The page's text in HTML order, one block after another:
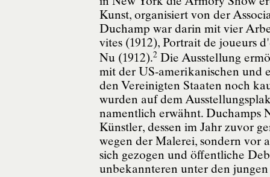
Kunst, organisiert von der
Duchamp war darin mit vier
vites (1912), Portrait de joueurs
Nu (1912).2Die Ausstellung
mit der US-amerikanischen und
den Vereinigten Staaten noch
wurden auf dem
namentlich erwähnt. Duchamps
Künstler, dessen im Jahr zuvor
wegen der Malerei, sondern vor
sich gezogen und öffentliche
unbekannteren unter den